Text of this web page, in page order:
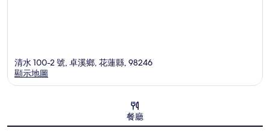
地圖
清水 100-2 號, 卓溪鄉, 花蓮縣, 98246
顯示地圖
餐廳